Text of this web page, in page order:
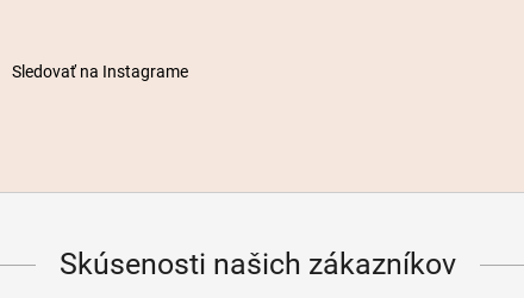
Sledovať na Instagrame
Skúsenosti našich zákazníkov